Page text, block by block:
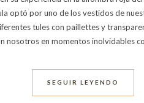
optó por uno de los vestidos de
tules con paillettes y
nosotros en momentos inolvidables
SEGUIR LEYENDO